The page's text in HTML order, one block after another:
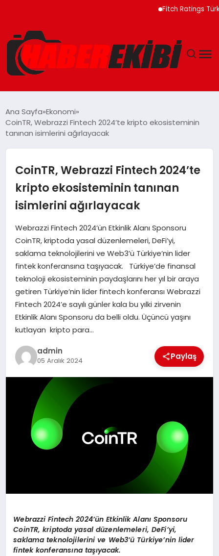
Fitch Ratings Türkiye
GÜNCEL
MAGAZIN
SAĞLIK
SPOR
TEKNOLOJI
YAŞAM
Ana Sayfa Ekonomi
CoinTR, Webrazzi Fintech 2024’te kripto ekosisteminin
tanınan isimlerini ağırlayacak
CoinTR, Webrazzi Fintech 2024’te
kripto ekosisteminin tanınan
isimlerini ağırlayacak
Webrazzi Fintech 2024’ün Etkinlik Alanı Sponsoru
CoinTR, kriptoda yasal düzenlemeleri, DeFi’yi,
saklama teknolojilerini ve Web3’ü Türkiye’nin lider
fintek konferansına taşıyacak. Türkiye’de finansal
teknoloji ekosisteminin paydaşlarını her yıl bir araya
getiren Türkiye’nin lider fintech konferansı Webrazzi
Fintech 2024’e sayılı günler kala bu yılki zirvenin
Etkinlik Alanı Sponsoru da belli oldu. Üçüncü yaşını
kutlayan kripto para…
admin
05 Aralık 2024 Paylaş
Webrazzi Fintech 2024’ün Etkinlik Alanı Sponsoru
CoinTR, kriptoda yasal düzenlemeleri, DeFi’yi,
saklama teknolojilerini ve Web3’ü Türkiye’nin lider
fintek konferansına taşıyacak.